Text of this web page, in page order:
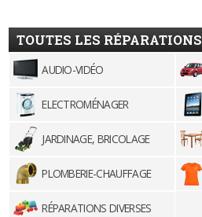
TOUTES LES RÉPARATIONS
AUDIO-VIDÉO
ELECTROMÉNAGER
JARDINAGE, BRICOLAGE
PLOMBERIE-CHAUFFAGE
RÉPARATIONS DIVERSES